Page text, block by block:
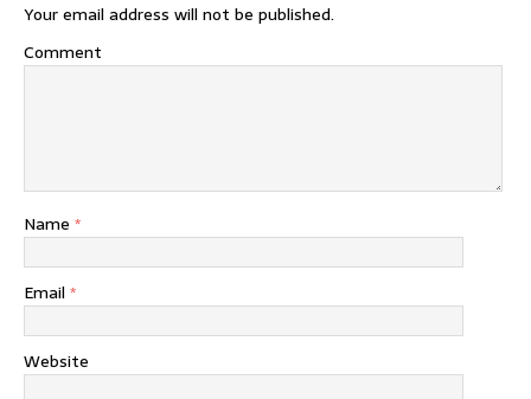
Your email address will not be published.
Comment
Name *
Email *
Website